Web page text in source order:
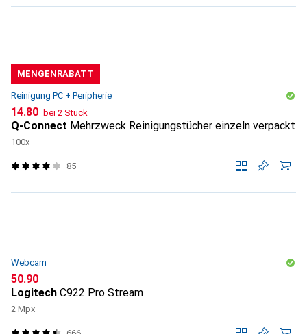
MENGENRABATT
Reinigung PC + Peripherie
CHF
14.80 bei 2 Stück
Q-Connect Mehrzweck Reinigungstücher einzeln verpackt
100x
85
Webcam
CHF
50.90
Logitech C922 Pro Stream
2 Mpx